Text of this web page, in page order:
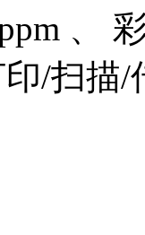
、
/扫描